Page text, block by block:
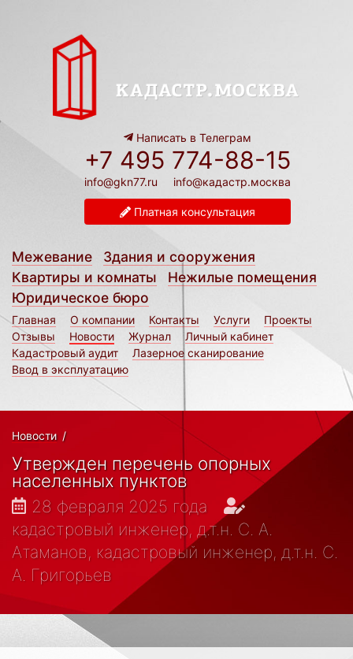
Написать в Телеграм
+7 495 774-88-15
info@gkn77.ru info@кадастр.москва
Платная консультация
Межевание
Здания и сооружения
Квартиры и комнаты
Нежилые помещения
Юридическое бюро
Главная О компании Контакты Услуги
Проекты
Отзывы
Новости Журнал
Личный кабинет
Кадастровый аудит
Лазерное сканирование
Ввод в эксплуатацию
Новости /
Утвержден перечень опорных
населенных пунктов
28 февраля 2025 года
кадастровый инженер, д.т.н. С. А.
Атаманов, кадастровый инженер, д.т.н. С.
А. Григорьев